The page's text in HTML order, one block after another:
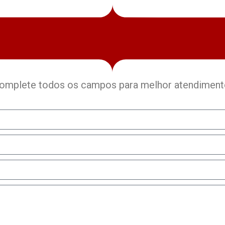
todos os campos para melhor